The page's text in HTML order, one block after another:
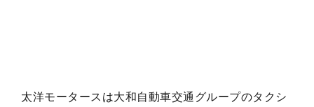
太洋モータースは大和自動車交通グループのタクシ